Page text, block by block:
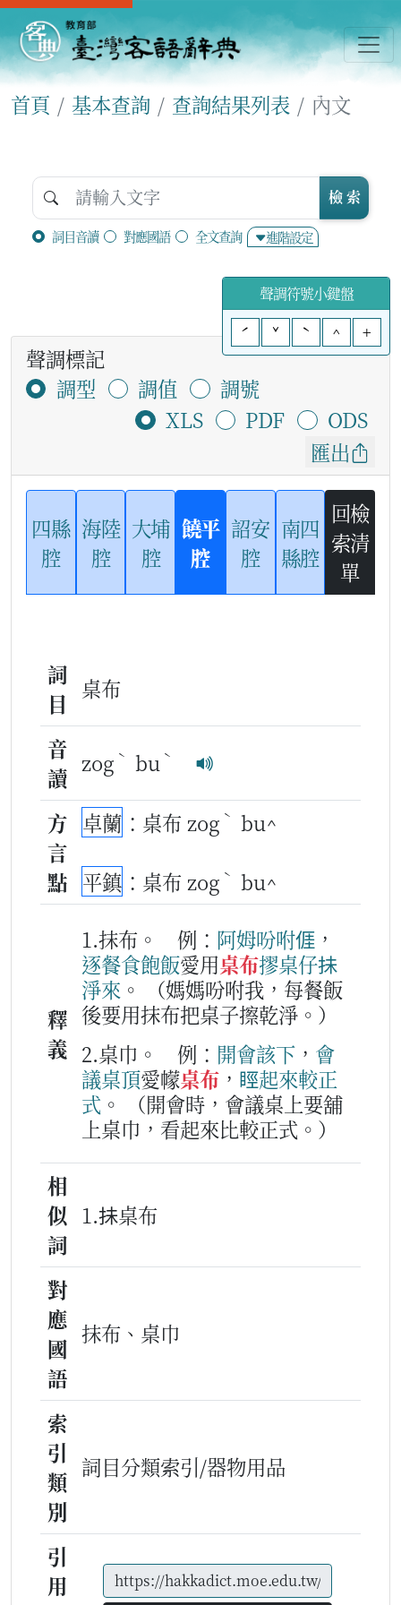
首頁 基本查詢 查詢結果列表 內文
詞目音讀 對應國語 全文查詢 進階設定
檢 索
聲調符號小鍵盤
ˊ
ˇ ˋ ^ +
聲調標記
調型
調值
調號
XLS
PDF
ODS
匯出
四縣
腔
海陸
腔
大埔
腔
饒平
腔
詔安
腔
南四
縣腔
回檢
索清
單
詞
目
桌布
音
讀
zog ˋ bu ˋ
方
言
點
卓蘭 ：桌布 zog ˋ bu^
平鎮 ：桌布 zog ˋ bu^
釋
義
1.抹布。 例： 阿姆吩咐𠊎 ，
逐餐食飽飯愛用桌布摎桌仔抺
淨來 。
（媽媽吩咐我，每餐飯
後要用抹布把桌子擦乾淨。）
2.桌巾。
例： 開會該下 ， 會
議桌頂愛幪桌布 ， 䀴起來較正
式 。
（開會時，會議桌上要舖
上桌巾，看起來比較正式。）
相
似
詞
1.抺桌布
對
應
國
語
抹布、桌巾
索
引
類
別
詞目分類索引/器物用品
引
用